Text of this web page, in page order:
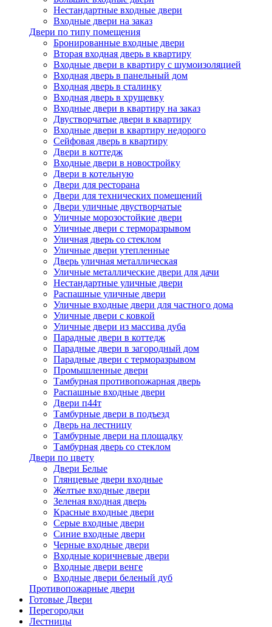
Нестандартные входные двери
Входные двери на заказ
Двери по типу помещения
Бронированные входные двери
Вторая входная дверь в квартиру
Входные двери в квартиру с шумоизоляцией
Входная дверь в панельный дом
Входная дверь в сталинку
Входная дверь в хрущевку
Входные двери в квартиру на заказ
Двустворчатые двери в квартиру
Входные двери в квартиру недорого
Сейфовая дверь в квартиру
Двери в коттедж
Входные двери в новостройку
Двери в котельную
Двери для ресторана
Двери для технических помещений
Двери уличные двустворчатые
Уличные морозостойкие двери
Уличные двери с терморазрывом
Уличная дверь со стеклом
Уличные двери утепленные
Дверь уличная металлическая
Уличные металлические двери для дачи
Нестандартные уличные двери
Распашные уличные двери
Уличные входные двери для частного дома
Уличные двери с ковкой
Уличные двери из массива дуба
Парадные двери в коттедж
Парадные двери в загородный дом
Парадные двери с терморазрывом
Промышленные двери
Тамбурная противопожарная дверь
Распашные входные двери
Двери п44т
Тамбурные двери в подъезд
Дверь на лестницу
Тамбурные двери на площадку
Тамбурная дверь со стеклом
Двери по цвету
Двери Белые
Глянцевые двери входные
Желтые входные двери
Зеленая входная дверь
Красные входные двери
Серые входные двери
Синие входные двери
Черные входные двери
Входные коричневые двери
Входные двери венге
Входные двери беленый дуб
Противопожарные двери
Готовые Двери
Перегородки
Лестницы